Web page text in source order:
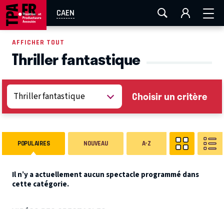
CAEN
AIX-MARSEILLE LA ROCHELLE
EN TOURNÉE
AFFICHER TOUT
Thriller fantastique
Choisir un critère
POPULAIRES NOUVEAU A-Z
Il n’y a actuellement aucun spectacle programmé dans
cette catégorie.